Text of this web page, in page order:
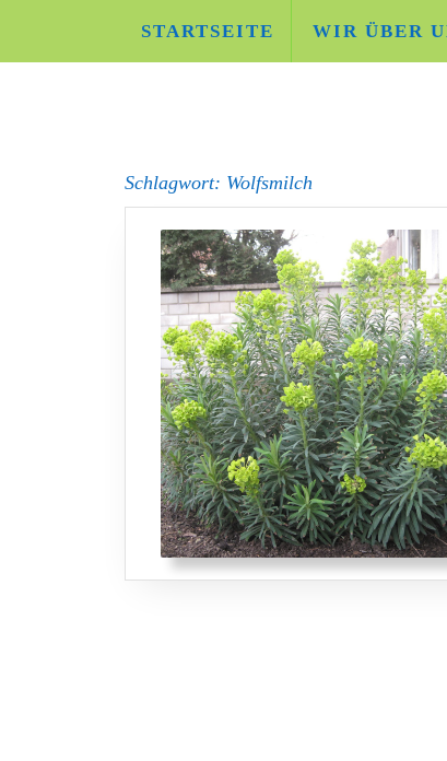
content
STARTSEITE WIR ÜBER
Schlagwort: Wolfsmilch